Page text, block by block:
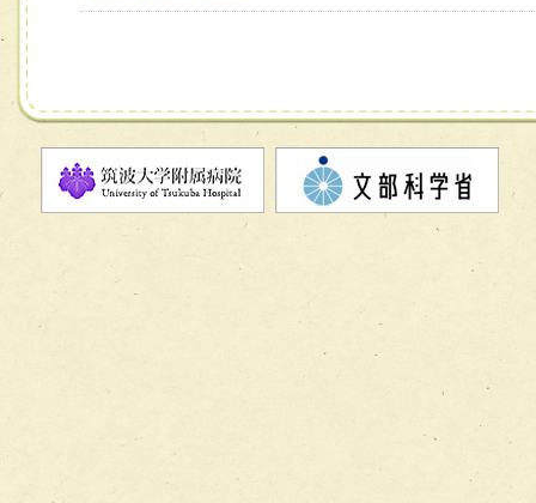
ム】
チーム11【摂食・嚥下サポートチーム】
チーム12【こどもの食育支援チーム】
チーム13【非がんに対する緩和ケアチーム】